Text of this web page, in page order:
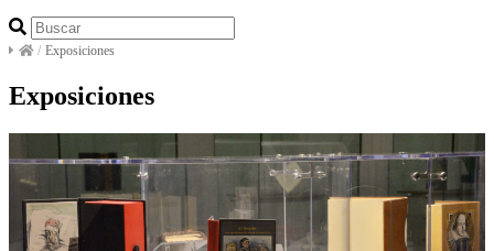
/ Exposiciones
Exposiciones